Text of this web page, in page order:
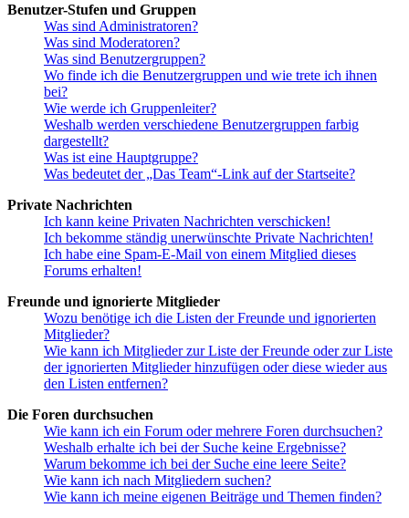
Benutzer-Stufen und Gruppen
Was sind Administratoren?
Was sind Moderatoren?
Was sind Benutzergruppen?
Wo finde ich die Benutzergruppen und wie trete ich ihnen
bei?
Wie werde ich Gruppenleiter?
Weshalb werden verschiedene Benutzergruppen farbig
dargestellt?
Was ist eine Hauptgruppe?
Was bedeutet der „Das Team“-Link auf der Startseite?
Private Nachrichten
Ich kann keine Privaten Nachrichten verschicken!
Ich bekomme ständig unerwünschte Private Nachrichten!
Ich habe eine Spam-E-Mail von einem Mitglied dieses
Forums erhalten!
Freunde und ignorierte Mitglieder
Wozu benötige ich die Listen der Freunde und ignorierten
Mitglieder?
Wie kann ich Mitglieder zur Liste der Freunde oder zur Liste
der ignorierten Mitglieder hinzufügen oder diese wieder aus
den Listen entfernen?
Die Foren durchsuchen
Wie kann ich ein Forum oder mehrere Foren durchsuchen?
Weshalb erhalte ich bei der Suche keine Ergebnisse?
Warum bekomme ich bei der Suche eine leere Seite?
Wie kann ich nach Mitgliedern suchen?
Wie kann ich meine eigenen Beiträge und Themen finden?